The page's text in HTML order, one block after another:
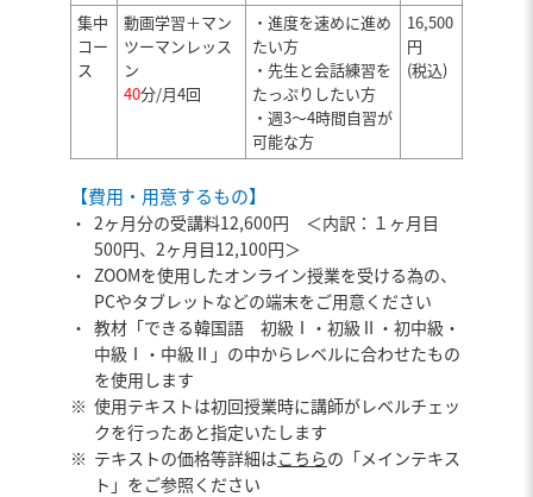
集中
コー
ス
動画学習＋マン
ツーマンレッス
ン
40分/月4回
・進度を速めに進め
たい方
・先生と会話練習を
たっぷりしたい方
・週3～4時間自習が
可能な方
16,500
円
(税込)
【費用・用意するもの】
・ 2ヶ月分の受講料12,600円 ＜内訳：１ヶ月目
500円、2ヶ月目12,100円＞
・ ZOOMを使用したオンライン授業を受ける為の、
PCやタブレットなどの端末をご用意ください
・ 教材「できる韓国語 初級Ⅰ・初級Ⅱ・初中級・
中級Ⅰ・中級Ⅱ」の中からレベルに合わせたもの
を使用します
※ 使用テキストは初回授業時に講師がレベルチェッ
クを行ったあと指定いたします
※ テキストの価格等詳細はこちらの「メインテキス
ト」をご参照ください